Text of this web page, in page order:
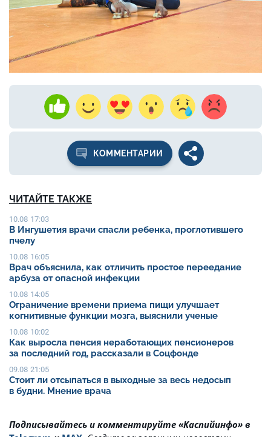
КОММЕНТАРИИ
ЧИТАЙТЕ ТАКЖЕ
10.08 17:03
В Ингушетия врачи спасли ребенка, проглотившего
пчелу
10.08 16:05
Врач объяснила, как отличить простое переедание
арбуза от опасной инфекции
10.08 14:05
Ограничение времени приема пищи улучшает
когнитивные функции мозга, выяснили ученые
10.08 10:02
Как выросла пенсия неработающих пенсионеров
за последний год, рассказали в Соцфонде
09.08 21:05
Стоит ли отсыпаться в выходные за весь недосып
в будни. Мнение врача
Подписывайтесь и комментируйте «Каспийинфо» в